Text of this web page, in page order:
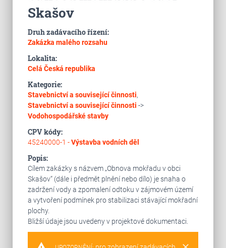
Skašov
Druh zadávacího řízení:
Zakázka malého rozsahu
Lokalita:
Celá Česká republika
Kategorie:
Stavebnictví a související činnosti,
Stavebnictví a související činnosti ->
Vodohospodářské stavby
CPV kódy:
45240000-1 -Výstavba vodních děl
Popis:
Cílem zakázky s názvem „Obnova mokřadu v obci
Skašov“ (dále i předmět plnění nebo dílo) je snaha o
zadržení vody a zpomalení odtoku v zájmovém území
a vytvoření podmínek pro stabilizaci stávající mokřadní
plochy.
Bližší údaje jsou uvedeny v projektové dokumentaci.